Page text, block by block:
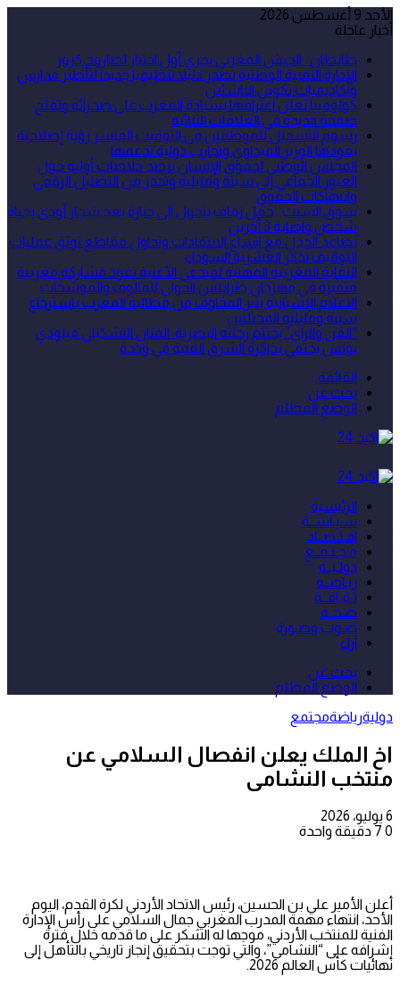
الأحد 9 أغسطس 2026
أخبار عاجلة
طانطان.. الجيش المغربي يجري أول اختبار لصاروخ كروز
الإدارة التقنية الوطنية تصدر دليلا تنظيميا جديدا لتأطير مدارس
وأكاديميات تكوين الناشئين
كولومبيا تعلن اعترافها بسيادة المغرب على صحرائه وتفتح
صفحة جديدة في العلاقات الثنائية
رسوم التسجيل للموظفين في التوقيت الميسر رؤية إصلاحية
يقودها الوزير الميداوي وتجارب دولية تدعمها
المجلس الوطني لحقوق الإنسان يرصد خلاصات أولية حول
العبور الجماعي إلى سبتة ومليلية ويحذر من التضليل الرقمي
وانتهاكات الحقوق
سوق السبت.. حفل زفاف يتحول الى جنازة بعد شجار أودى بحياة
شخص واصابة 3 أخرين
تصاعد الجدل مع اتساع الانتقادات وتداول مقاطع توثق عمليات
التوقيف تذكر العشرية السوداء
النقابة المغربية المهنية لمبدعي الأغنية تقود مشاركة مغربية
متميزة في مهرجان طرابلس الدولي للمالوف والموشحات
الاعلام الإسبانية يثير المخاوف من مطالبة المغرب باسترجاع
سبتة ومليلية المحتلتين
“الفن والراي” يختتم رحلته البصرية: الفنان التشكيلي ميلودي
يونس يحتفي بذاكرة الشرق الفنية في وجدة
القائمة
بحث عن
الوضع المظلم
الرئيسية
سـيـاســة
اقـتـصــاد
مـجـتـمــع
دولـيــة
ريـاضــة
ثـقـافــة
صـحــة
صـوت وصـورة
آراء
بحث عن
الوضع المظلم
دوليةرياضةمجتمع
اخ الملك يعلن انفصال السلامي عن
منتخب النشامى
6 يوليو، 2026
0
دقيقة واحدة
أعلن الأمير علي بن الحسين، رئيس الاتحاد الأردني لكرة القدم، اليوم
الأحد، انتهاء مهمة المدرب المغربي جمال السلامي على رأس الإدارة
الفنية للمنتخب الأردني، موجها له الشكر على ما قدمه خلال فترة
إشرافه على “النشامى”، والتي توجت بتحقيق إنجاز تاريخي بالتأهل إلى
نهائيات كأس العالم 2026.